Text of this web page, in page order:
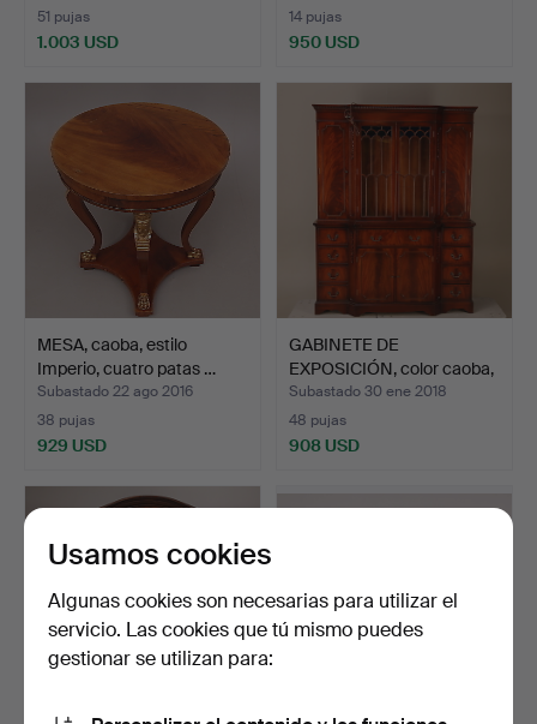
51 pujas
1.003 USD
14 pujas
950 USD
seleccionado
MESA, caoba, estilo
Imperio, cuatro patas …
Subastado 22 ago 2016
38 pujas
929 USD
GABINETE DE
EXPOSICIÓN, color caoba,
solap…
Subastado 30 ene 2018
48 pujas
908 USD
Usamos cookies
Algunas cookies son necesarias para utilizar el
servicio. Las cookies que tú mismo puedes
gestionar se utilizan para: